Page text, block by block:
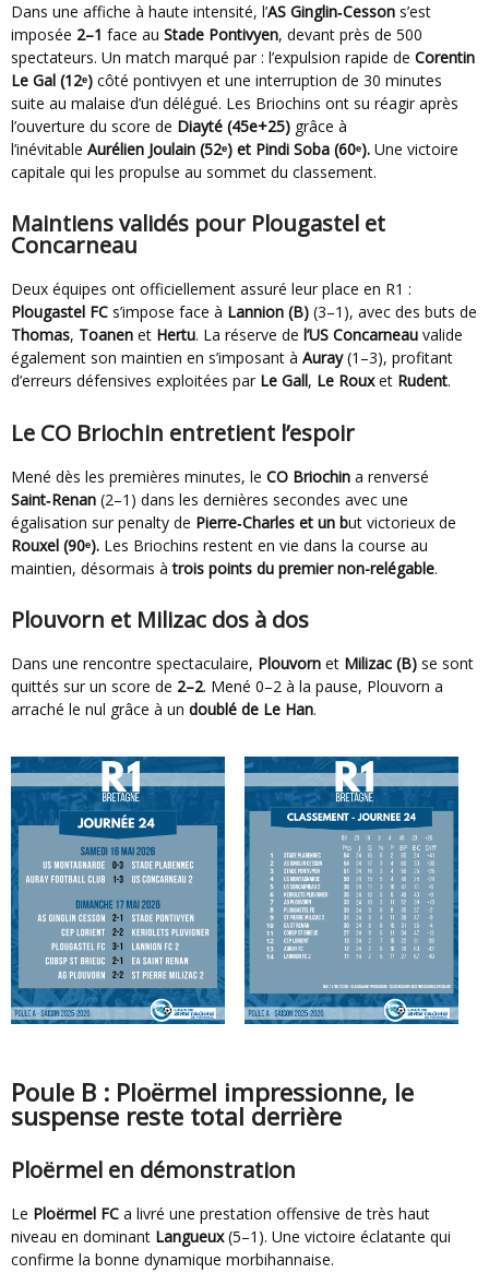
Dans une affiche à haute intensité, l’AS Ginglin‑Cesson s’est
imposée 2–1 face au Stade Pontivyen, devant près de 500
spectateurs. Un match marqué par : l’expulsion rapide de Corentin
Le Gal (12ᵉ) côté pontivyen et une interruption de 30 minutes
suite au malaise d’un délégué. Les Briochins ont su réagir après
l’ouverture du score de Diayté (45e+25) grâce à
l’inévitable Aurélien Joulain (52ᵉ) et Pindi Soba (60ᵉ). Une victoire
capitale qui les propulse au sommet du classement.
Maintiens validés pour Plougastel et
Concarneau
Deux équipes ont officiellement assuré leur place en R1 :
Plougastel FC s’impose face à Lannion (B) (3–1), avec des buts de
Thomas, Toanen et Hertu. La réserve de l’US Concarneau valide
également son maintien en s’imposant à Auray(1–3), profitant
d’erreurs défensives exploitées par Le Gall, Le Rouxet Rudent.
Le CO Briochin entretient l’espoir
Mené dès les premières minutes, le CO Briochin a renversé
Saint‑Renan (2–1) dans les dernières secondes avec une
égalisation sur penalty de Pierre‑Charles et un but victorieux de
Rouxel (90ᵉ). Les Briochins restent en vie dans la course au
maintien, désormais àtrois points du premier non-relégable.
Plouvorn et Milizac dos à dos
Dans une rencontre spectaculaire, Plouvorn et Milizac (B) se sont
quittés sur un score de 2–2. Mené 0–2 à la pause, Plouvorn a
arraché le nul grâce à un doublé de Le Han.
Poule B : Ploërmel impressionne, le
suspense reste total derrière
Ploërmel en démonstration
Le Ploërmel FC a livré une prestation offensive de très haut
niveau en dominant Langueux(5–1). Une victoire éclatante qui
confirme la bonne dynamique morbihannaise.